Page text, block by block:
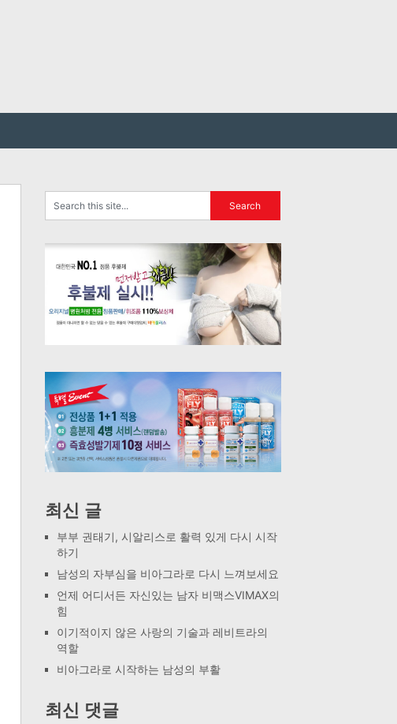
최신 글
부부 권태기, 시알리스로 활력 있게 다시 시작
하기
남성의 자부심을 비아그라로 다시 느껴보세요
언제 어디서든 자신있는 남자 비맥스VIMAX의
힘
이기적이지 않은 사랑의 기술과 레비트라의
역할
비아그라로 시작하는 남성의 부활
최신 댓글